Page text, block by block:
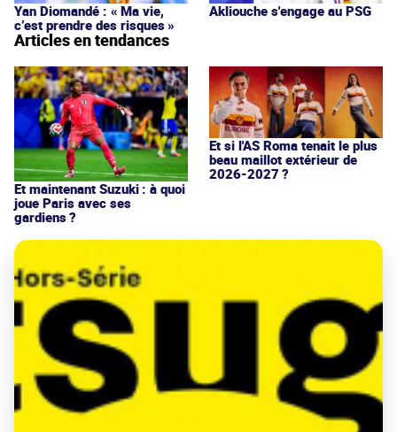
Yan Diomandé : « Ma vie,
c’est prendre des risques »
Akliouche s'engage au PSG
Articles en tendances
Et maintenant Suzuki : à quoi
joue Paris avec ses
gardiens ?
Et si l'AS Roma tenait le plus
beau maillot extérieur de
2026-2027 ?